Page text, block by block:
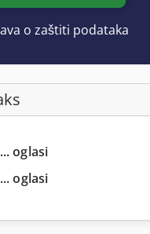
o zaštiti podataka
oglasi
oglasi